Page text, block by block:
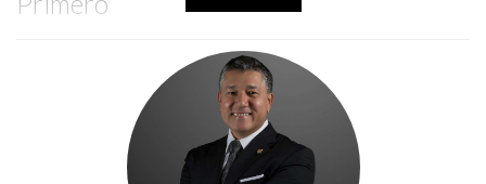
ha centrado su misión en revitalizar comunidades
desfavorecidas en Florida. Al enfocarse en la rehabilitación de
viviendas y la creación de espacios comunitarios, han logrado
no solo vender casas, sino también construir un sentido de